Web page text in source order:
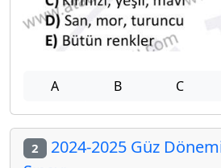
A B C
2 2024-2025 Güz